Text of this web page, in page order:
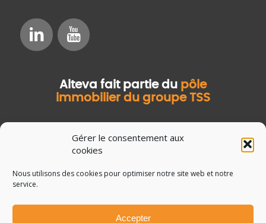
Gérer le consentement aux
cookies
Nous utilisons des cookies pour optimiser notre site web et notre
service.
Accepter
Alteva fait partie du pôle
immobilier du groupe TSS